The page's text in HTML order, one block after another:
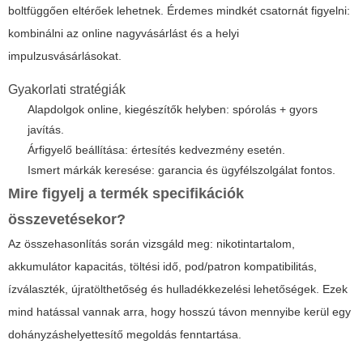
boltfüggően eltérőek lehetnek. Érdemes mindkét csatornát figyelni:
kombinálni az online nagyvásárlást és a helyi
impulzusvásárlásokat.
Gyakorlati stratégiák
Alapdolgok online, kiegészítők helyben: spórolás + gyors
javítás.
Árfigyelő beállítása: értesítés kedvezmény esetén.
Ismert márkák keresése: garancia és ügyfélszolgálat fontos.
Mire figyelj a termék specifikációk
összevetésekor?
Az összehasonlítás során vizsgáld meg: nikotintartalom,
akkumulátor kapacitás, töltési idő, pod/patron kompatibilitás,
ízválaszték, újratölthetőség és hulladékkezelési lehetőségek. Ezek
mind hatással vannak arra, hogy hosszú távon mennyibe kerül egy
dohányzáshelyettesítő megoldás fenntartása.